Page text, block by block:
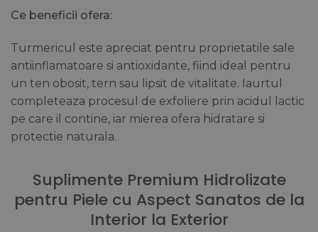
Ce beneficii ofera:
Turmericul este apreciat pentru proprietatile sale
antiinflamatoare si antioxidante, fiind ideal pentru
un ten obosit, tern sau lipsit de vitalitate. Iaurtul
completeaza procesul de exfoliere prin acidul lactic
pe care il contine, iar mierea ofera hidratare si
protectie naturala.
Suplimente Premium Hidrolizate
pentru Piele cu Aspect Sanatos de la
Interior la Exterior